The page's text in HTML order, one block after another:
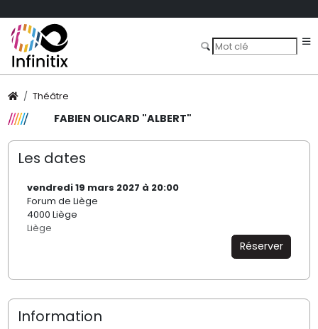
Théâtre
FABIEN OLICARD "ALBERT"
Les dates
vendredi 19 mars 2027 à 20:00
Forum de Liège
4000 Liège
Liège
Réserver
Information